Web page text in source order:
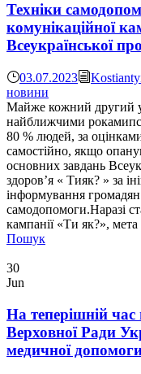
Техніки
комунікаційної
Всеукраїнської
03.07.2023
новини
Майже кожний другий
найближчими
80 % людей, за
самостійно, якщо
основних завдань
здоров’я « Тияк? » за
інформування
самодопомоги.Наразі
кампанії «Ти як?»,
Пошук
30
Jun
На теперішній час
Верховної Ради
медичної